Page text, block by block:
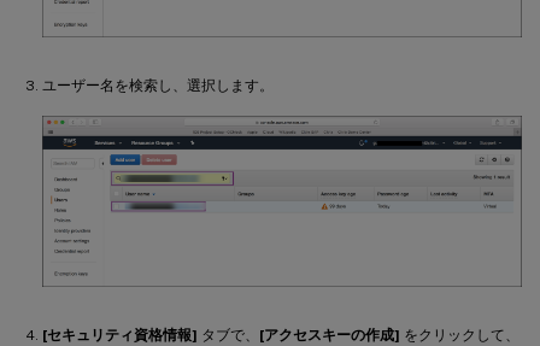
ユーザー名を検索し、選択します。
[セキュリティ資格情報] タブで、 [アクセスキーの作成] をクリックして、